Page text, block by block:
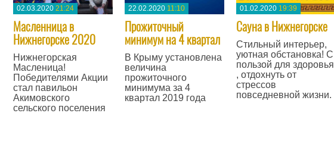
02.03.2020 21:24
Масленница в
Нижнегорске 2020
Нижнегорская
Масленица!
Победителями Акции
стал павильон
Акимовского
сельского поселения
22.02.2020 11:10
Прожиточный
минимум на 4 квартал
В Крыму установлена
величина
прожиточного
минимума за 4
квартал 2019 года
01.02.2020 19:39
Сауна в Нижнегорске
Стильный интерьер,
уютная обстановка! С
пользой для здоровья
, отдохнуть от
стрессов
повседневной жизни.